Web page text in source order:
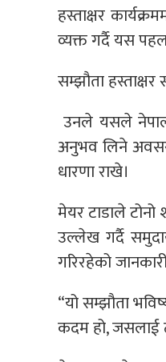
हस्ताक्षर
व्यक्त गर्दै यस
सम्झौता
उनले यसले
अनुभव लिने अवसर
धारणा राखे।
मेयर टाडाले
उल्लेख गर्दै
गरिरहेको
“यो सम्झौता
कदम हो, जसलाई